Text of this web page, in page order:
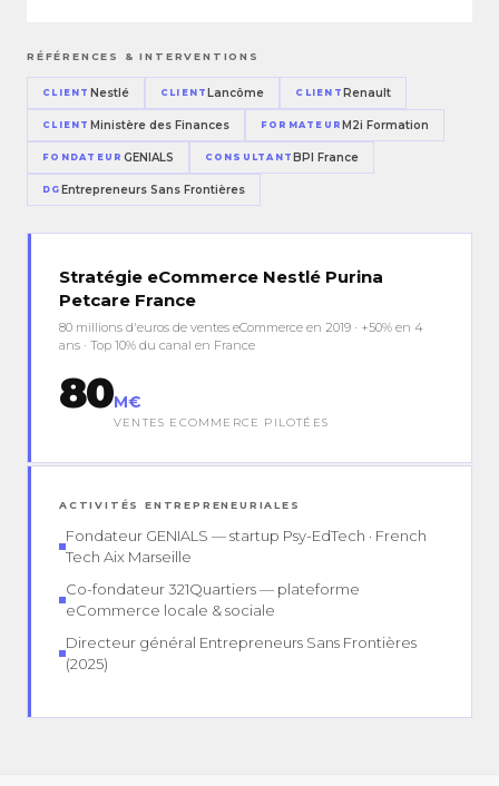
RÉFÉRENCES & INTERVENTIONS
CLIENT Nestlé CLIENT Lancôme CLIENT Renault
CLIENT Ministère des Finances FORMATEUR M2i Formation
FONDATEUR GENIALS CONSULTANT BPI France
DG Entrepreneurs Sans Frontières
Stratégie eCommerce Nestlé Purina
Petcare France
80 millions d'euros de ventes eCommerce en 2019 · +50% en 4
ans · Top 10% du canal en France
80M€
VENTES ECOMMERCE PILOTÉES
ACTIVITÉS ENTREPRENEURIALES
Fondateur GENIALS — startup Psy-EdTech · French
Tech Aix Marseille
Co-fondateur 321Quartiers — plateforme
eCommerce locale & sociale
Directeur général Entrepreneurs Sans Frontières
(2025)